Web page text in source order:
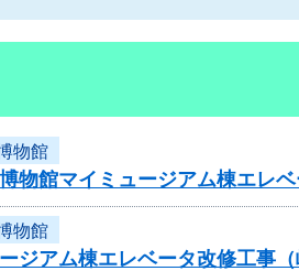
物館
物館マイミュージアム棟エレ
物館
ジアム棟エレベータ改修工事